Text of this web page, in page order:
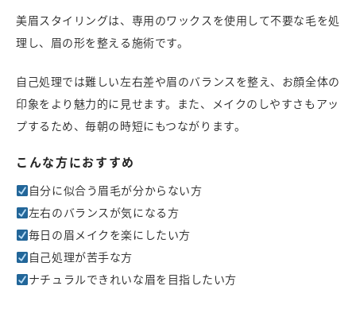
美眉スタイリングは、専用のワックスを使用して不要な毛を処
理し、眉の形を整える施術です。
自己処理では難しい左右差や眉のバランスを整え、お顔全体の
印象をより魅力的に見せます。また、メイクのしやすさもアッ
プするため、毎朝の時短にもつながります。
こんな方におすすめ
自分に似合う眉毛が分からない方
左右のバランスが気になる方
毎日の眉メイクを楽にしたい方
自己処理が苦手な方
ナチュラルできれいな眉を目指したい方